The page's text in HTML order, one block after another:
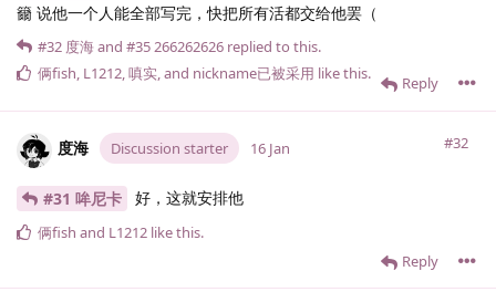
籋 说他一个人能全部写完，快把所有活都交给他罢（
Reply
#32 度海and #35 266262626 replied to this.
俩fish L1212 嗔实 , and nickname已被采用 like this.
度海 Discussion starter #32
16 Jan
#31 哞尼卡 好，这就安排他
Reply
俩fish and L1212 like this.